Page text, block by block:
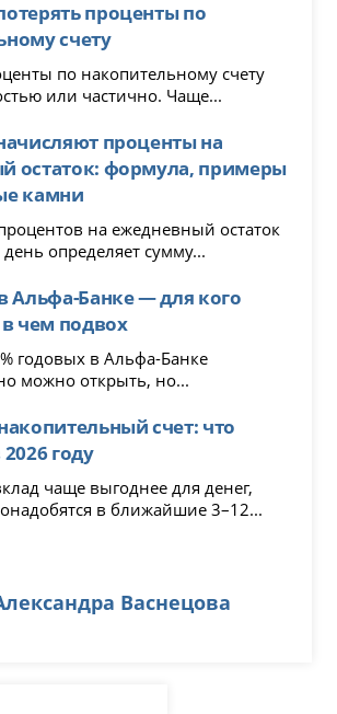
проценты по
счету
по накопительному счету
или частично. Чаще...
проценты на
остаток: формула, примеры
камни
на ежедневный остаток
определяет сумму...
Альфа-Банке — для кого
чем подвох
годовых в Альфа-Банке
можно открыть, но...
счет: что
году
чаще выгоднее для денег,
в ближайшие 3–12...
Васнецова